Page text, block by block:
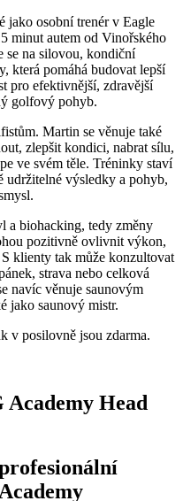
jako osobní trenér v Eagle
minut autem od Vinořského
se na silovou, kondiční
která pomáhá budovat lepší
pro efektivnější, zdravější
golfový pohyb.
Martin se věnuje také
zlepšit kondici, nabrat sílu,
ve svém těle. Tréninky staví
udržitelné výsledky a pohyb,
a biohacking, tedy změny
pozitivně ovlivnit výkon,
klienty tak může konzultovat
strava nebo celková
navíc věnuje saunovým
jako saunový mistr.
v posilovně jsou zdarma.
Head